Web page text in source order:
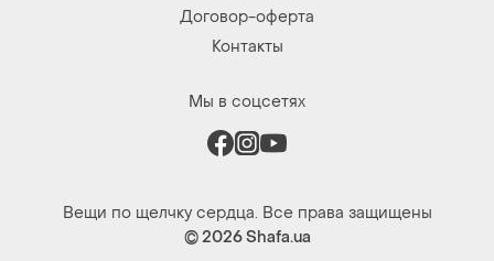
Договор-оферта
Контакты
Мы в соцсетях
Вещи по щелчку сердца. Все права защищены
© 2026Shafa.ua